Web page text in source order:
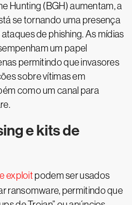
Hunting (BGH) aumentam, a
se tornando uma presença
de phishing. As mídias
um papel
permitindo que invasores
sobre vítimas em
como um canal para
e kits de
exploit podem ser usados
ransomware, permitindo que